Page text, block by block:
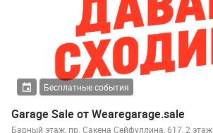
Бесплатные события
Garage Sale от Wearegarage.sale
Барный этаж, пр. Сакена Сейфуллина, 617, 2 этаж